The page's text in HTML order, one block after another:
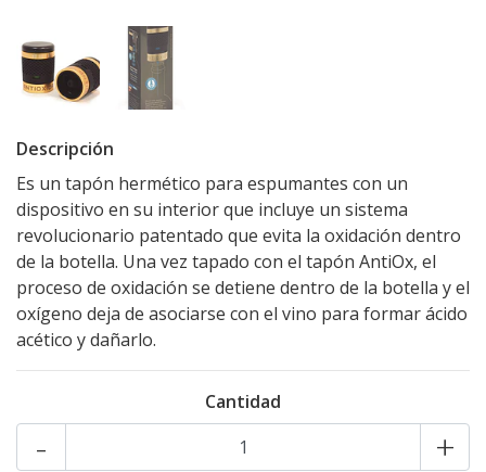
Descripción
Es un tapón hermético para espumantes con un
dispositivo en su interior que incluye un sistema
revolucionario patentado que evita la oxidación dentro
de la botella. Una vez tapado con el tapón AntiOx, el
proceso de oxidación se detiene dentro de la botella y el
oxígeno deja de asociarse con el vino para formar ácido
acético y dañarlo.
Cantidad
+
-